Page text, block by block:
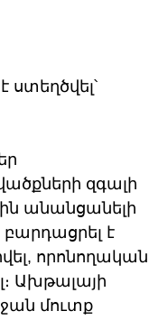
զգալի
անանցանելի
է
որոնողական
Ախթալայի
մուտք